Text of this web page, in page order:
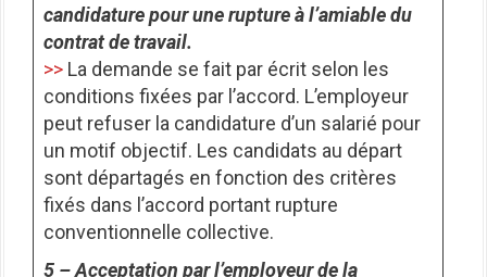
candidature pour une rupture à l’amiable du
contrat de travail.
>> La demande se fait par écrit selon les
conditions fixées par l’accord. L’employeur
peut refuser la candidature d’un salarié pour
un motif objectif. Les candidats au départ
sont départagés en fonction des critères
fixés dans l’accord portant rupture
conventionnelle collective.
5 – Acceptation par l’employeur de la